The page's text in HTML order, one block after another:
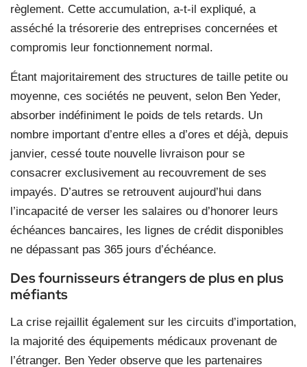
règlement. Cette accumulation, a-t-il expliqué, a
asséché la trésorerie des entreprises concernées et
compromis leur fonctionnement normal.
Étant majoritairement des structures de taille petite ou
moyenne, ces sociétés ne peuvent, selon Ben Yeder,
absorber indéfiniment le poids de tels retards. Un
nombre important d’entre elles a d’ores et déjà, depuis
janvier, cessé toute nouvelle livraison pour se
consacrer exclusivement au recouvrement de ses
impayés. D’autres se retrouvent aujourd’hui dans
l’incapacité de verser les salaires ou d’honorer leurs
échéances bancaires, les lignes de crédit disponibles
ne dépassant pas 365 jours d’échéance.
Des fournisseurs étrangers de plus en plus
méfiants
La crise rejaillit également sur les circuits d’importation,
la majorité des équipements médicaux provenant de
l’étranger. Ben Yeder observe que les partenaires